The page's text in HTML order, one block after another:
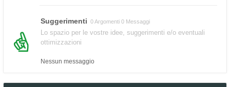
Suggerimenti 0 Argomenti 0 Messaggi
Lo spazio per le vostre idee, suggerimenti e/o eventuali
ottimizzazioni
Nessun messaggio